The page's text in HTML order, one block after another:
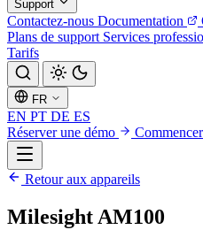
Support
Contactez-nous Documentation
Plans de support Services
Tarifs
FR
EN PT DE ES
Réserver une démo
Commencer
Retour aux appareils
Milesight AM100